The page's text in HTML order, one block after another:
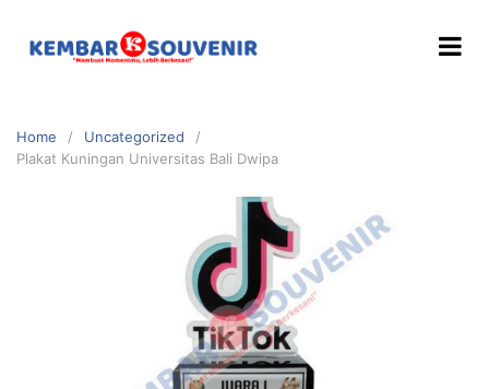
Home
Uncategorized
Plakat Kuningan Universitas Bali Dwipa